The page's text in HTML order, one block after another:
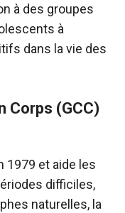
à des groupes
à
dans la vie des
Corps (GCC)
1979 et aide les
difficiles,
naturelles, la